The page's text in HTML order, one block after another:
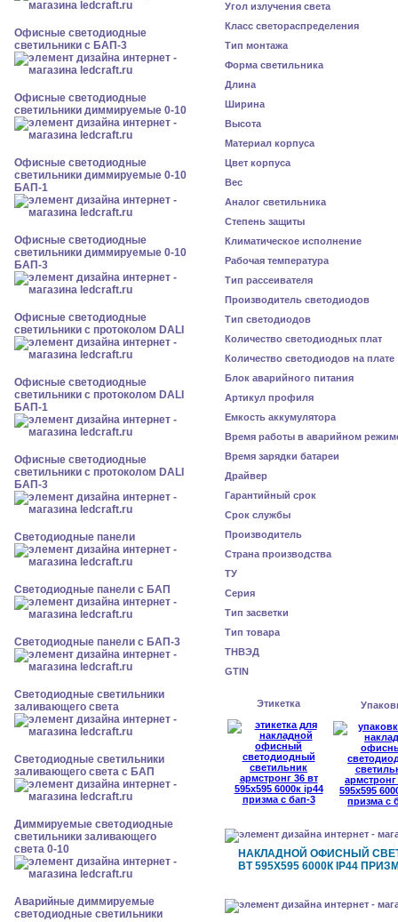
Офисные светодиодные
светильники с БАП-3
Офисные светодиодные
светильники диммируемые 0-10
Офисные светодиодные
светильники диммируемые 0-10
БАП-1
Офисные светодиодные
светильники диммируемые 0-10
БАП-3
Офисные светодиодные
светильники с протоколом DALI
Офисные светодиодные
светильники с протоколом DALI
БАП-1
Офисные светодиодные
светильники с протоколом DALI
БАП-3
Cветодиодные панели
Cветодиодные панели с БАП
Cветодиодные панели с БАП-3
Светодиодные светильники
заливающего света
Светодиодные светильники
заливающего света с БАП
Диммируемые светодиодные
светильники заливающего
света 0-10
Аварийные диммируемые
светодиодные светильники
Угол излучения света
Класс светораспределения
Тип монтажа
Форма светильника
Длина
Ширина
Высота
Материал корпуса
Цвет корпуса
Вес
Аналог светильника
Степень защиты
Климатическое исполнение
Рабочая температура
Тип рассеивателя
Производитель светодиодов
Тип светодиодов
Количество светодиодных плат
Количество светодиодов на плате
Блок аварийного питания
Артикул профиля
Емкость аккумулятора
Время работы в аварийном
Время зарядки батареи
Драйвер
Гарантийный срок
Срок службы
Производитель
Страна производства
ТУ
Серия
Тип засветки
Тип товара
ТНВЭД
GTIN
Этикетка
НАКЛАДНОЙ ОФИСНЫЙ
ВТ 595X595 6000К IP44